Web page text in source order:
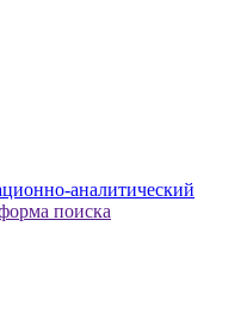
аналитический
поиска